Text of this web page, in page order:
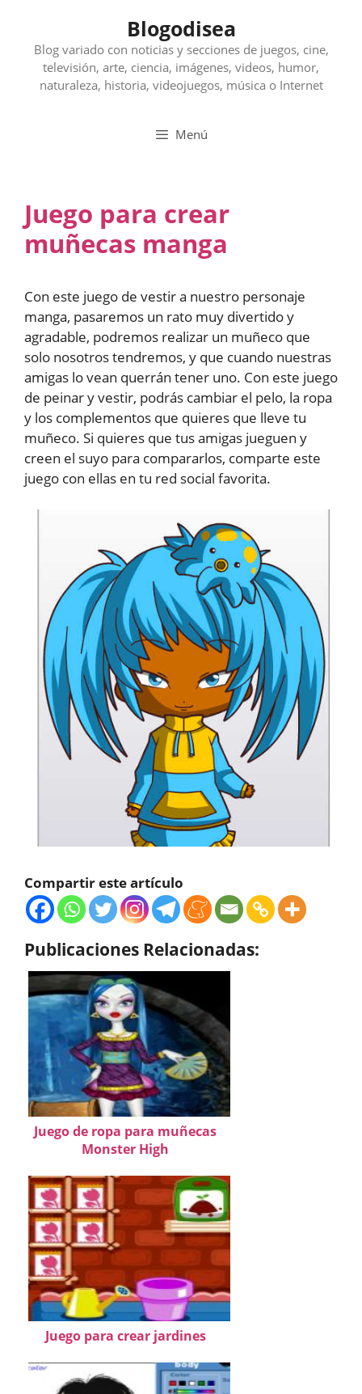
contenido
Blogodisea
Blog variado con noticias y secciones de juegos, cine,
televisión, arte, ciencia, imágenes, videos, humor,
naturaleza, historia, videojuegos, música o Internet
Menú
Juego para crear
muñecas manga
Con este juego de vestir a nuestro personaje
manga, pasaremos un rato muy divertido y
agradable, podremos realizar un muñeco que
solo nosotros tendremos, y que cuando nuestras
amigas lo vean querrán tener uno. Con este juego
de peinar y vestir, podrás cambiar el pelo, la ropa
y los complementos que quieres que lleve tu
muñeco. Si quieres que tus amigas jueguen y
creen el suyo para compararlos, comparte este
juego con ellas en tu red social favorita.
Compartir este artículo
Publicaciones Relacionadas:
Juego de ropa para muñecas
Monster High
Juego para crear jardines